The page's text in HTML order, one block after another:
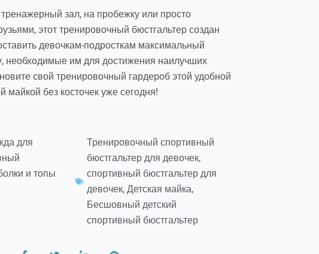
зал, на пробежку или просто
этот тренировочный бюстгальтер создан
девочкам-подросткам максимальный
необходимые им для достижения наилучших
свой тренировочный гардероб этой удобной
майкой без косточек уже сегодня!
для
и топы
Тренировочный спортивный
бюстгальтер для девочек,
спортивный бюстгальтер для
девочек, Детская майка,
Бесшовный детский
спортивный бюстгальтер